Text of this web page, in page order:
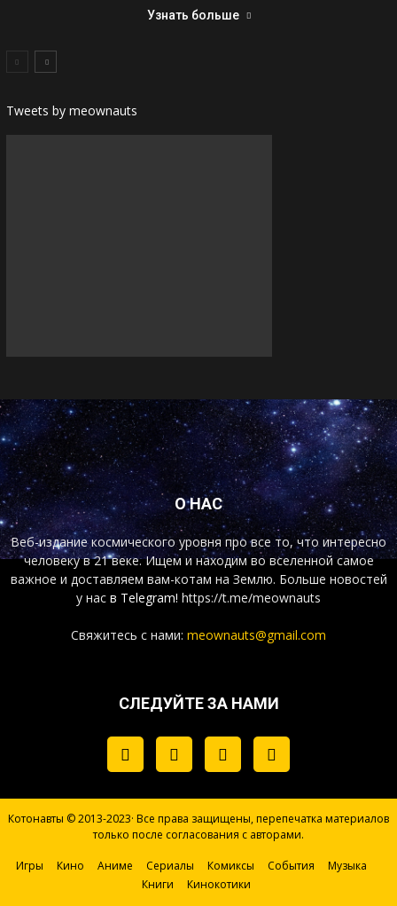
Узнать больше
Tweets by meownauts
О НАС
Веб-издание космического уровня про все то, что интересно
человеку в 21 веке. Ищем и находим во вселенной самое
важное и доставляем вам-котам на Землю. Больше новостей
у нас в Telegram! https://t.me/meownauts
Свяжитесь с нами: meownauts@gmail.com
СЛЕДУЙТЕ ЗА НАМИ
Котонавты © 2013-2023· Все права защищены, перепечатка материалов
только после согласования с авторами.
Игры Кино Аниме Сериалы Комиксы События
Музыка
Книги
Кинокотики